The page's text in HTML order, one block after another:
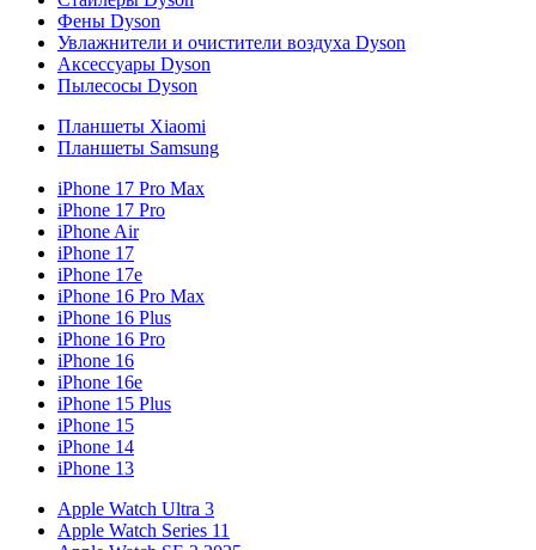
Фены Dyson
Увлажнители и очистители воздуха Dyson
Аксессуары Dyson
Пылесосы Dyson
Планшеты Xiaomi
Планшеты Samsung
iPhone 17 Pro Max
iPhone 17 Pro
iPhone Air
iPhone 17
iPhone 17e
iPhone 16 Pro Max
iPhone 16 Plus
iPhone 16 Pro
iPhone 16
iPhone 16e
iPhone 15 Plus
iPhone 15
iPhone 14
iPhone 13
Apple Watch Ultra 3
Apple Watch Series 11